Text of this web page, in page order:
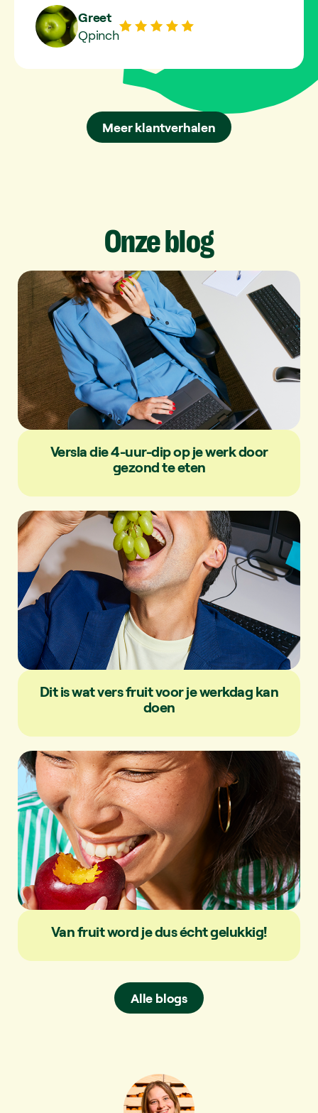
Greet
Qpinch
Meer klantverhalen
Onzeblog
Versla die 4-uur-dip op je werk door
gezond te eten
Dit is wat vers fruit voor je werkdag kan
doen
Van fruit word je dus écht gelukkig!
Alle blogs